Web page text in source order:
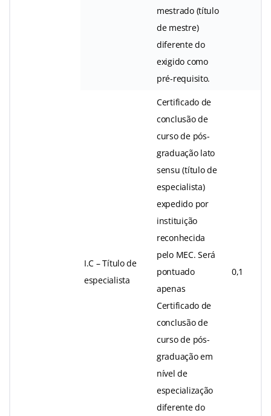
mestrado (título
de mestre)
diferente do
exigido como
pré-requisito.
I.C – Título de
especialista
Certificado de
conclusão de
curso de pós-
graduação lato
sensu (título de
especialista)
expedido por
instituição
reconhecida
pelo MEC. Será
pontuado
apenas
Certificado de
conclusão de
curso de pós-
graduação em
nível de
especialização
diferente do
0,1